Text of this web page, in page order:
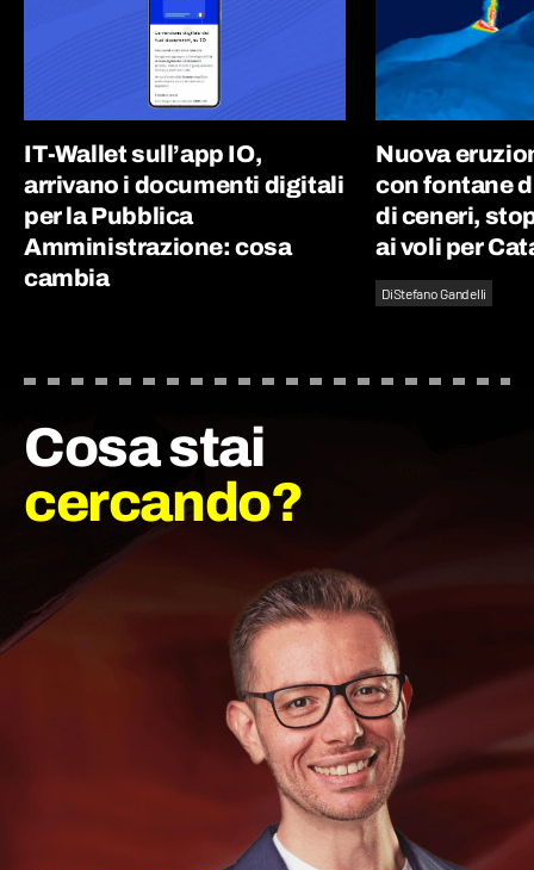
IT-Wallet sull’app IO,
arrivano i documenti digitali
per la Pubblica
Amministrazione: cosa
cambia
Nuova
con fontane
di ceneri,
ai voli per
DiStefano Gandelli
Cosa stai
cercando?